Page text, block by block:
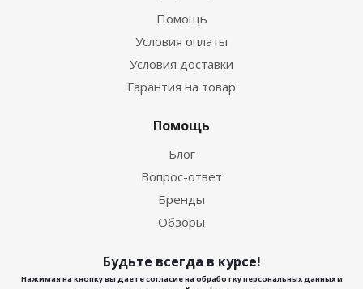
Помощь
Условия оплаты
Условия доставки
Гарантия на товар
Помощь
Блог
Вопрос-ответ
Бренды
Обзоры
Будьте всегда в курсе!
Нажимая на кнопку вы даете согласие на обработку персональных данных и